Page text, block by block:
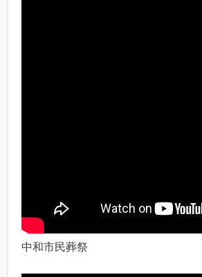
中和市民葬祭